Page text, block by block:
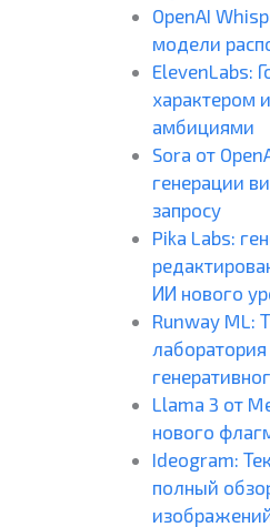
OpenAI
модели
ElevenLabs:
характером
амбициями
Sora от
генерации
запросу
Pika Labs:
ИИ нового
Runway ML:
Llama 3 от
нового
Ideogram:
полный